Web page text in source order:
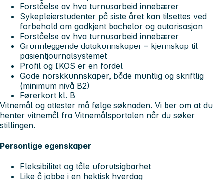
Forståelse av hva turnusarbeid innebærer
Sykepleierstudenter på siste året kan tilsettes ved
forbehold om godkjent bachelor og autorisasjon
Forståelse av hva turnusarbeid innebærer
Grunnleggende datakunnskaper – kjennskap til
pasientjournalsystemet
Profil og IKOS er en fordel
Gode norskkunnskaper, både muntlig og skriftlig
(minimum nivå B2)
Førerkort kl. B
Vitnemål og attester må følge søknaden. Vi ber om at du
henter vitnemål fra Vitnemålsportalen når du søker
stillingen.
Personlige egenskaper
Fleksibilitet og tåle uforutsigbarhet
Like å jobbe i en hektisk hverdag